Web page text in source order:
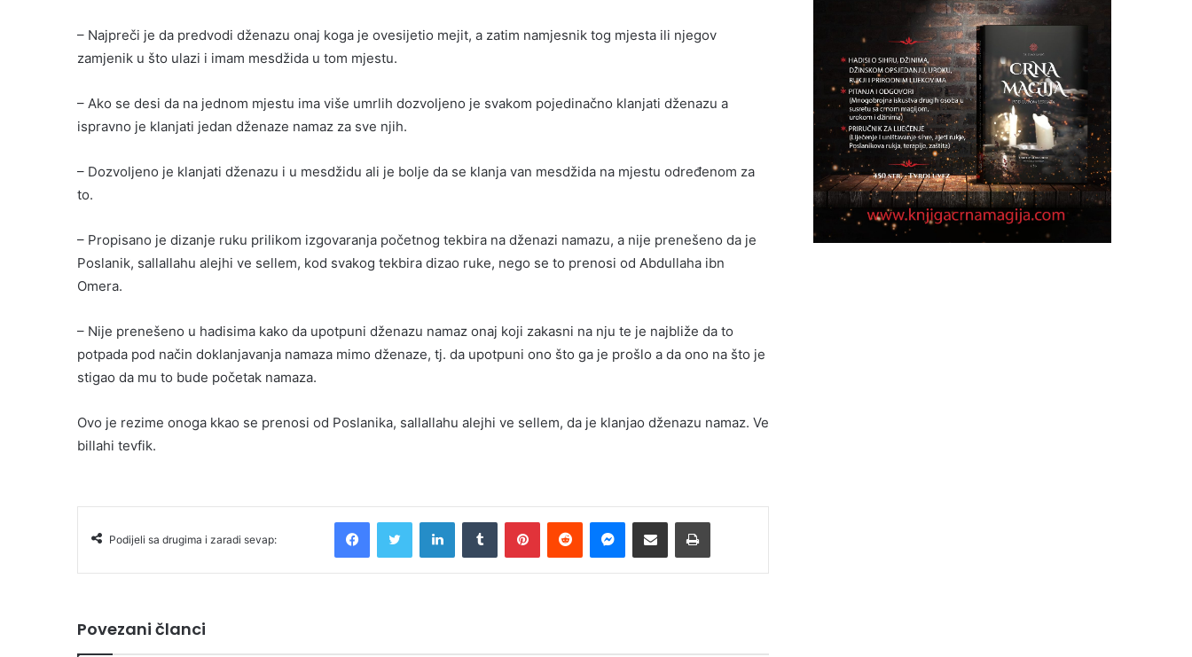
– Najpreči je da predvodi dženazu onaj koga je ovesijetio mejit, a zatim namjesnik tog mjesta ili njegov
zamjenik u što ulazi i imam mesdžida u tom mjestu.
– Ako se desi da na jednom mjestu ima više umrlih dozvoljeno je svakom pojedinačno klanjati dženazu a
ispravno je klanjati jedan dženaze namaz za sve njih.
– Dozvoljeno je klanjati dženazu i u mesdžidu ali je bolje da se klanja van mesdžida na mjestu određenom za
to.
– Propisano je dizanje ruku prilikom izgovaranja početnog tekbira na dženazi namazu, a nije prenešeno da je
Poslanik, sallallahu alejhi ve sellem, kod svakog tekbira dizao ruke, nego se to prenosi od Abdullaha ibn
Omera.
– Nije prenešeno u hadisima kako da upotpuni dženazu namaz onaj koji zakasni na nju te je najbliže da to
potpada pod način doklanjavanja namaza mimo dženaze, tj. da upotpuni ono što ga je prošlo a da ono na što je
stigao da mu to bude početak namaza.
Ovo je rezime onoga kkao se prenosi od Poslanika, sallallahu alejhi ve sellem, da je klanjao dženazu namaz. Ve
billahi tevfik.
Podijeli sa drugima i zaradi sevap:
Povezani članci